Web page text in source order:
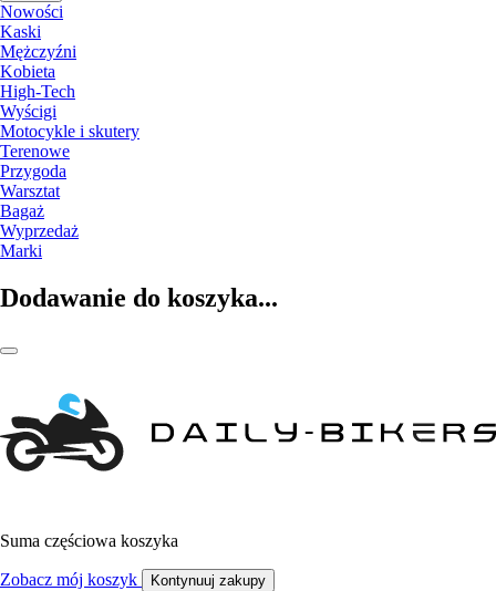
Nowości
Kaski
Mężczyźni
Kobieta
High-Tech
Wyścigi
Motocykle i skutery
Terenowe
Przygoda
Warsztat
Bagaż
Wyprzedaż
Marki
Dodawanie do koszyka...
Suma częściowa koszyka
Zobacz mój koszyk Kontynuuj zakupy